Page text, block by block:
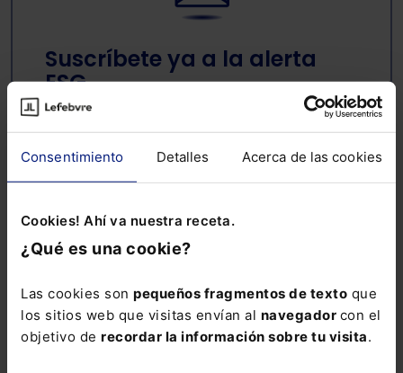
Consentimiento Detalles Acerca de las cookies
Cookies! Ahí va nuestra receta.
¿Qué es una cookie?
Las cookies son pequeños fragmentos de texto que
los sitios web que visitas envían al navegador con el
objetivo de recordar la información sobre tu visita.
Suscríbete ya a la alerta
ESG
Mantente al día de todo lo relacionado con
ESG: noticias, guías, informes sectoriales,
ebooks, webinars y mucho más